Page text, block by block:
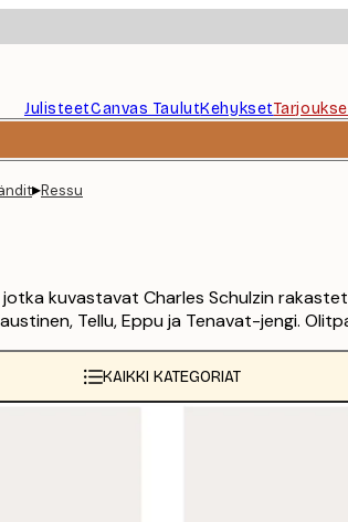
JulisteetCanvas TaulutKehykset
▸Ressu
kuvastavat Charles Schulzin
Tellu, Eppu ja Tenavat-jengi.
KAIKKI KATEGORIAT